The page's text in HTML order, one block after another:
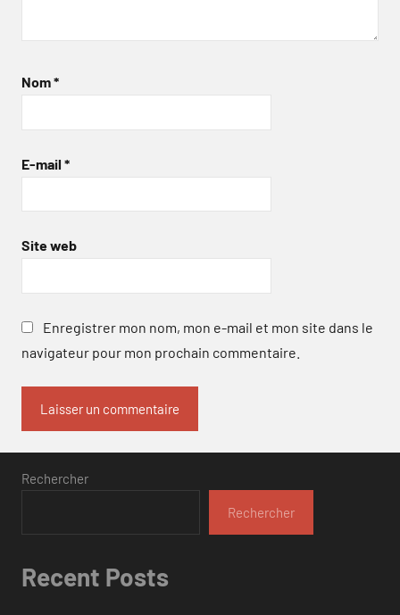
Nom*
E-mail *
Site web
Enregistrer mon nom, mon e-mail et mon site dans le
navigateur pour mon prochain commentaire.
Rechercher
Rechercher
Recent Posts